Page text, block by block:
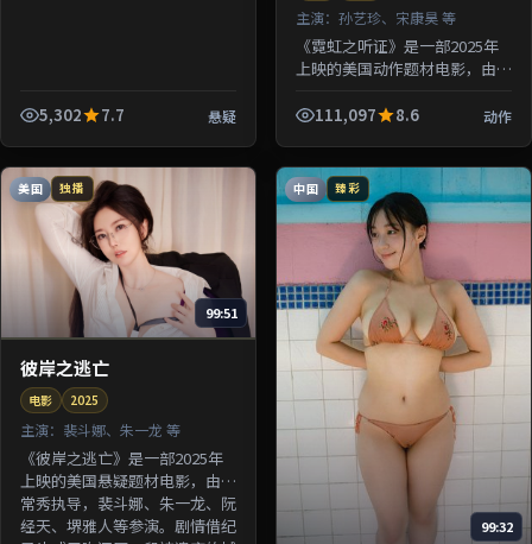
5,302 7.7 悬疑
主演： 孙艺珍、宋康昊 等
《霓虹之听证》是一部2025年
上映的美国动作题材电影，由钟
濑遥、沈腾等参演。剧情围绕一
111,097 8.6 动作
美国 独播
99:51
彼岸之逃亡
电影 2025
主演： 裴斗娜、朱一龙 等
《彼岸之逃亡》是一部2025年
上映的美国悬疑题材电影，由洪
常秀执导，裴斗娜、朱一龙、阮
经天、堺雅人等参演。剧情借纪
中国 臻彩
99:32